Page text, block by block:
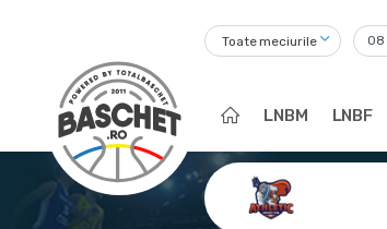
Toate meciurile
LNBM LNBF